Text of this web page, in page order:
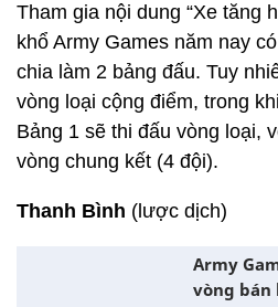
Tham gia nội dung “Xe tăng
khổ Army Games năm nay
chia làm 2 bảng đấu. Tuy
vòng loại cộng điểm, trong
Bảng 1 sẽ thi đấu vòng loại,
vòng chung kết (4 đội).
Thanh Bình (lược dịch)
Army
vòng bán